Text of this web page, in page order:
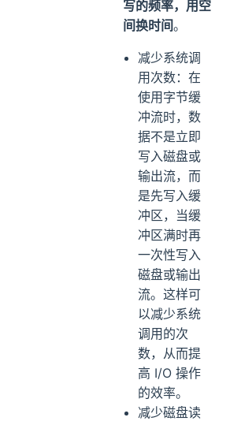
写的频率，用空
间换时间。
减少系统调
用次数：在
使用字节缓
冲流时，数
据不是立即
写入磁盘或
输出流，而
是先写入缓
冲区，当缓
冲区满时再
一次性写入
磁盘或输出
流。这样可
以减少系统
调用的次
数，从而提
高 I/O 操作
的效率。
减少磁盘读